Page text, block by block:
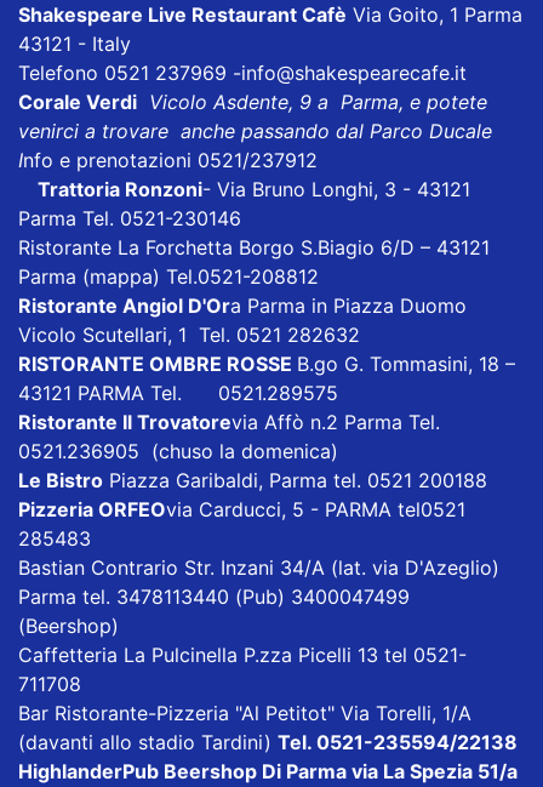
Shakespeare Live Restaurant Cafè Via Goito, 1 Parma
43121 - Italy
Telefono 0521 237969 -info@shakespearecafe.it
Corale Verdi Vicolo Asdente, 9 a Parma, e potete
venirci a trovare anche passando dal Parco Ducale
Info e prenotazioni 0521/237912
Trattoria Ronzoni- Via Bruno Longhi, 3 - 43121
Parma Tel. 0521-230146
Ristorante La Forchetta Borgo S.Biagio 6/D – 43121
Parma (mappa) Tel.0521-208812
Ristorante Angiol D'Ora Parma in Piazza Duomo
Vicolo Scutellari, 1 Tel. 0521 282632
RISTORANTE OMBRE ROSSE B.go G. Tommasini, 18 –
43121 PARMA Tel. 0521.289575
Ristorante Il Trovatorevia Affò n.2 Parma Tel.
0521.236905 (chuso la domenica)
Le Bistro Piazza Garibaldi, Parma tel. 0521 200188
Pizzeria ORFEOvia Carducci, 5 - PARMA tel0521
285483
Bastian Contrario Str. Inzani 34/A (lat. via D'Azeglio)
Parma tel. 3478113440 (Pub) 3400047499
(Beershop)
Caffetteria La Pulcinella P.zza Picelli 13 tel 0521-
711708
Bar Ristorante-Pizzeria "Al Petitot" Via Torelli, 1/A
(davanti allo stadio Tardini) Tel. 0521-235594/22138
HighlanderPub Beershop Di Parma via La Spezia 51/a